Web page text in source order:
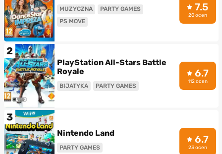
MUZYCZNA
PARTY GAMES
PS MOVE
7.5
20 ocen
2
PlayStation All-Stars Battle
Royale
BIJATYKA PARTY GAMES
6.7
112 ocen
3
Nintendo Land
PARTY GAMES
6.7
23 ocen